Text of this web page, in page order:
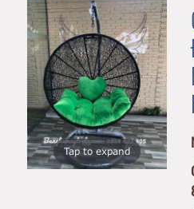
Tap to expand